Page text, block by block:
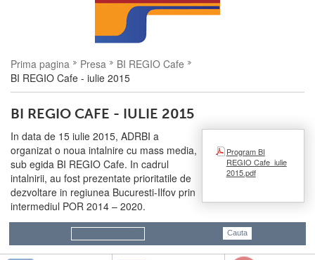
Prima pagina Presa
BI REGIO Cafe
BI REGIO Cafe - iulie 2015
BI REGIO CAFE - IULIE 2015
Program BI
REGIO Cafe_iulie
2015.pdf
In data de 15 iulie 2015, ADRBI a
organizat o noua intalnire cu mass media,
sub egida BI REGIO Cafe. In cadrul
intalnirii, au fost prezentate prioritatile de
dezvoltare in regiunea Bucuresti-Ilfov prin
intermediul POR 2014 – 2020.